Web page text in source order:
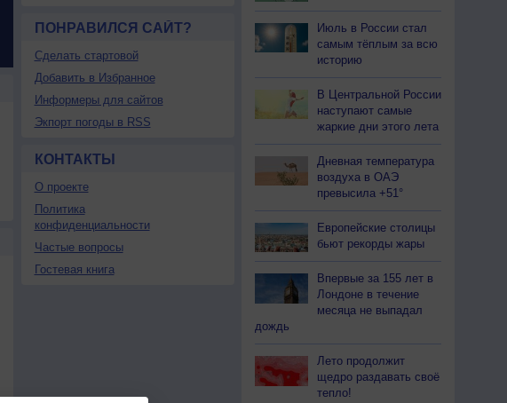
ПОНРАВИЛСЯ САЙТ?
Сделать стартовой
Добавить в Избранное
Информеры для сайтов
Экпорт погоды в RSS
КОНТАКТЫ
О проекте
Политика
конфиденциальности
Частые вопросы
Гостевая книга
Июль в России стал
самым тёплым за всю
историю
В Центральной России
наступают самые
жаркие дни этого лета
Дневная температура
воздуха в ОАЭ
превысила +51°
Европейские столицы
бьют рекорды жары
Впервые за 155 лет в
Лондоне в течение
месяца не выпадал
дождь
Лето продолжит
щедро раздавать своё
тепло!